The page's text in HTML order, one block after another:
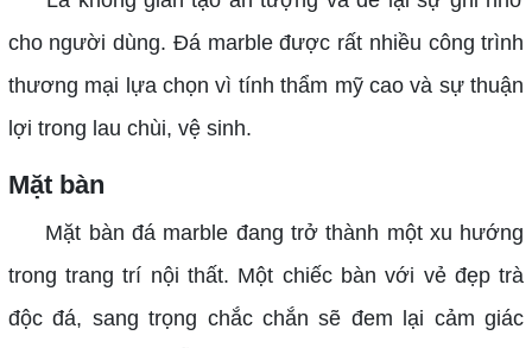
cho người dùng. Đá marble được rất nhiều công trình
thương mại lựa chọn vì tính thẩm mỹ cao và sự thuận
lợi trong lau chùi, vệ sinh.
Mặt bàn
Mặt bàn đá marble đang trở thành một xu hướng
trong trang trí nội thất. Một chiếc bàn với vẻ đẹp trà
độc đá, sang trọng chắc chắn sẽ đem lại cảm giác